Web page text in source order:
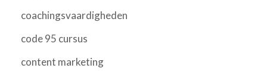
coachingsvaardigheden
code 95 cursus
content marketing